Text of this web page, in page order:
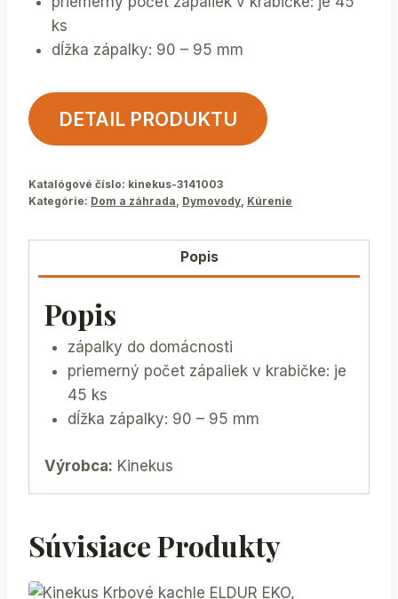
ks
dĺžka zápalky: 90 – 95 mm
DETAIL PRODUKTU
Katalógové číslo: kinekus-3141003
Kategórie: Dom a záhrada Dymovody Kúrenie
Popis
Popis
zápalky do domácnosti
priemerný počet zápaliek v krabičke: je
45 ks
dĺžka zápalky: 90 – 95 mm
Výrobca: Kinekus
Súvisiace Produkty